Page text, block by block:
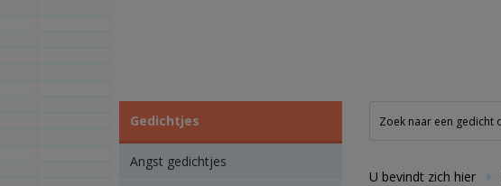
U bevindt zich hier
Gedichtjes
Angst gedichtjes